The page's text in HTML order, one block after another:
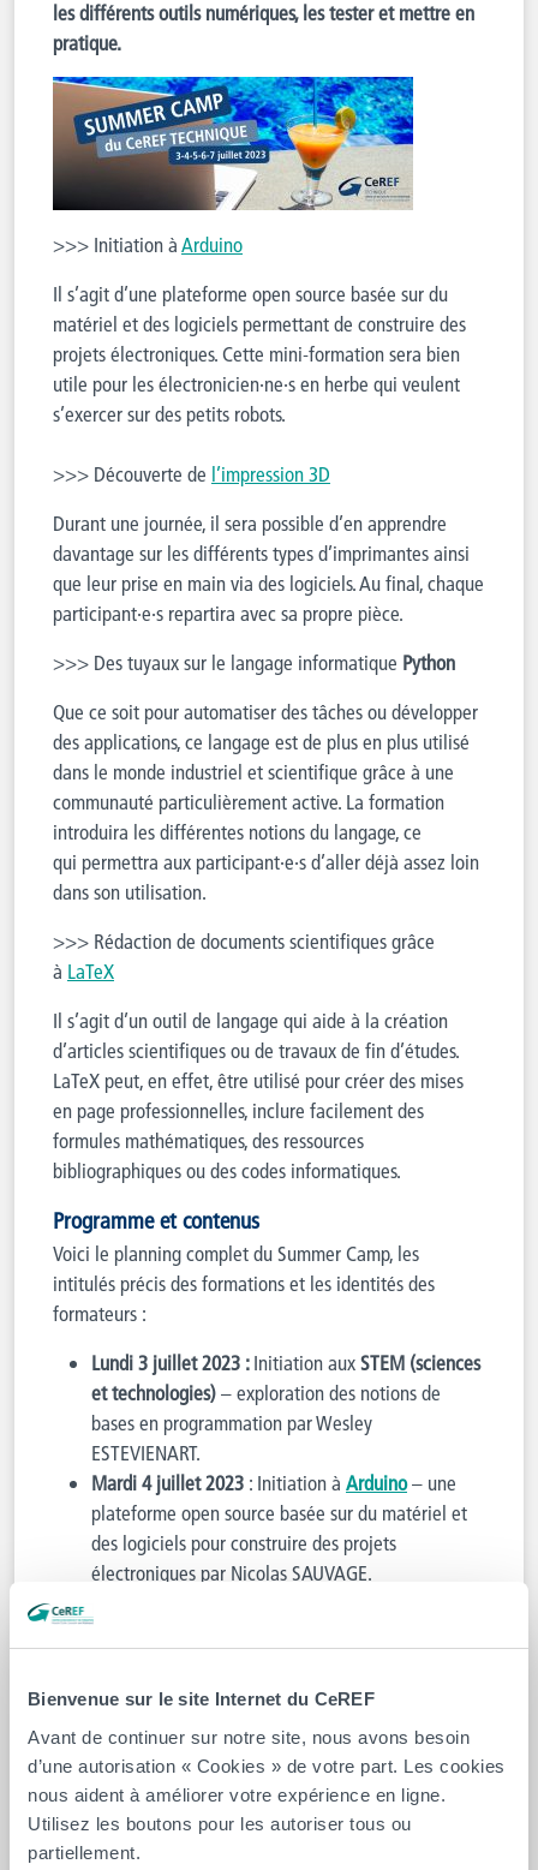
Bienvenue sur le site Internet du CeREF
Avant de continuer sur notre site, nous avons besoin
d’une autorisation « Cookies » de votre part. Les cookies
nous aident à améliorer votre expérience en ligne.
Utilisez les boutons pour les autoriser tous ou
partiellement.
les différents outils numériques, les tester et mettre en
pratique.
>>> Initiation àArduino
Il s’agit d’une plateforme open source basée sur du
matériel et des logiciels permettant de construire des
projets électroniques. Cette mini-formation sera bien
utile pour les électronicien·ne·s en herbe qui veulent
s’exercer sur des petits robots.
>>> Découverte de l’impression 3D
Durant une journée, il sera possible d’en apprendre
davantage sur les différents types d’imprimantes ainsi
que leur prise en main via des logiciels. Au final, chaque
participant·e·s repartira avec sa propre pièce.
>>> Des tuyaux sur le langage informatique Python
Que ce soit pour automatiser des tâches ou développer
des applications, ce langage est de plus en plus utilisé
dans le monde industriel et scientifique grâce à une
communauté particulièrement active. La formation
introduira les différentes notions du langage, ce
qui permettra aux participant·e·s d’aller déjà assez loin
dans son utilisation.
>>> Rédaction de documents scientifiques grâce
à LaTeX
Il s’agit d’un outil de langage qui aide à la création
d’articles scientifiques ou de travaux de fin d’études.
LaTeX peut, en effet, être utilisé pour créer des mises
en page professionnelles, inclure facilement des
formules mathématiques, des ressources
bibliographiques ou des codes informatiques.
Programme et contenus
Voici le planning complet du Summer Camp, les
intitulés précis des formations et les identités des
formateurs :
Lundi 3 juillet 2023 :Initiation auxSTEM (sciences
et technologies)– exploration des notions de
bases en programmation par Wesley
ESTEVIENART.
Mardi 4 juillet 2023 : Initiation à Arduino– une
plateforme open source basée sur du matériel et
des logiciels pour construire des projets
électroniques par Nicolas SAUVAGE.
langage pour éditer du texte scientifique par
: Initiation à
langage de programmation par Julien
VACHAUDEZ.